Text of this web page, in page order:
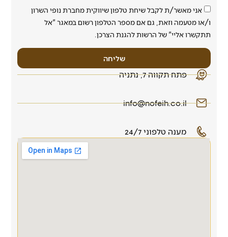
אני מאשר/ת לקבל שיחת טלפון שיווקית מחברת נופי השרון
ו/או מטעמה וזאת, גם אם מספר הטלפון רשום במאגר "אל
תתקשרו אליי" של הרשות להגנת הצרכן.
שליחה
פתח תקווה 7, נתניה
info@nofeih.co.il
מענה טלפוני 24/7